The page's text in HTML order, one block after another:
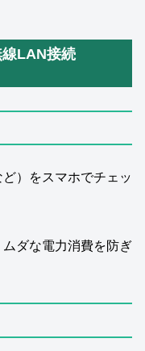
線LAN接続
）をスマホでチェッ
ダな電力消費を防ぎ